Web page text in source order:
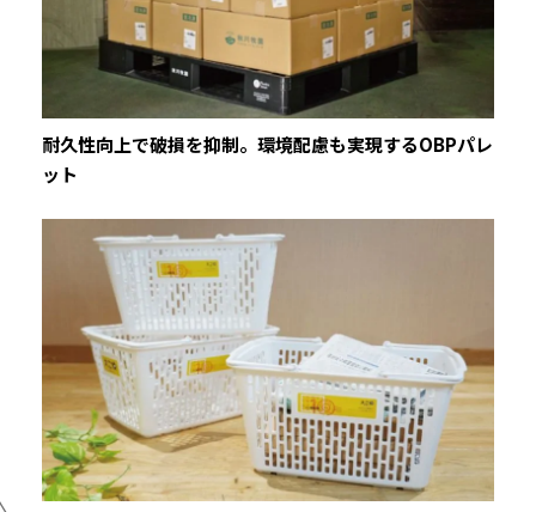
耐久性向上で破損を抑制。環境配慮も実現するOBPパレ
ット